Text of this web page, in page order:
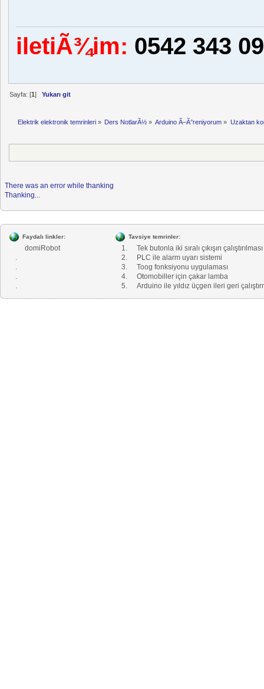
iletiÃ¾im: 0542 343
Sayfa: [1] Yukarı git
Elektrik elektronik temrinleri» Ders NotlarÃ½ » Arduino Ã–Ã°reniyorum » Uzaktan
There was an error while thanking
Thanking...
Faydalı linkler:
domiRobot
.
.
.
.
Tavsiye temrinler:
1.
Tek butonla iki sıralı çıkışın çalıştırılması
2.
PLC ile alarm uyarı sistemi
3.
Toog fonksiyonu uygulaması
4.
Otomobiller için çakar lamba
5.
Arduino ile yıldız üçgen ileri geri